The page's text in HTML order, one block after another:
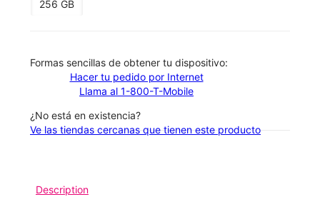
256 GB
​​​​​​​Formas sencillas de obtener tu dispositivo:
Hacer tu pedido por Internet
Llama al 1-800-T-Mobile
¿No está en existencia?
Ve las tiendas cercanas que tienen este producto
Description